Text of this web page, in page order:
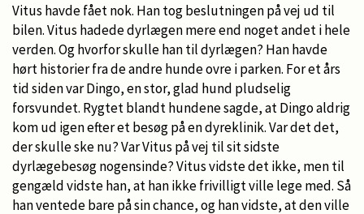
Vitus havde fået nok. Han tog beslutningen på vej ud til
bilen. Vitus hadede dyrlægen mere end noget andet i hele
verden. Og hvorfor skulle han til dyrlægen? Han havde
hørt historier fra de andre hunde ovre i parken. For et års
tid siden var Dingo, en stor, glad hund pludselig
forsvundet. Rygtet blandt hundene sagde, at Dingo aldrig
kom ud igen efter et besøg på en dyreklinik. Var det det,
der skulle ske nu? Var Vitus på vej til sit sidste
dyrlægebesøg nogensinde? Vitus vidste det ikke, men til
gengæld vidste han, at han ikke frivilligt ville lege med. Så
han ventede bare på sin chance, og han vidste, at den ville